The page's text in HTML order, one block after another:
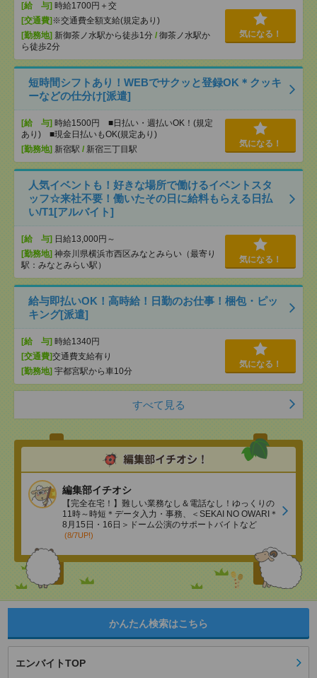
[給 与] 時給1700円＋交
[交通費] ※交通費全額支給(規定あり)
[勤務地] 新御茶ノ水駅から徒歩1分 / 御茶ノ水駅か
ら徒歩2分
気になる！
短時間シフトあり！WEBでサクッと登録OK＊クッキ
ーなどの仕分け[派遣]
[給 与] 時給1500円 ■日払い・週払いOK！(規定
あり) ■現金日払いもOK(規定あり)
[勤務地] 新宿駅 / 新宿三丁目駅
気になる！
人気イベントも！好きな場所で働けるイベントスタ
ッフ☆来社不要！働いたその日に給料もらえる日払
い/T1[アルバイト]
[給 与] 日給13,000円～
[勤務地] 神奈川県横浜市西区みなとみらい（最寄り
駅：みなとみらい駅）
気になる！
給与即払いOK！高時給！日勤のお仕事！梱包・ピッ
キング[派遣]
[給 与] 時給1340円
[交通費]交通費支給有り
[勤務地] 宇都宮駅から車10分
気になる！
すべて見る
編集部イチオシ
【完全在宅！】難しい業務なし＆電話なし！ゆっくりの
11時～時短＊データ入力・事務、＜SEKAI NO OWARI＊
8月15日・16日＞ドーム公演のサポートバイトなど
(8/7UP!)
かんたん検索はこちら
エンバイトTOP